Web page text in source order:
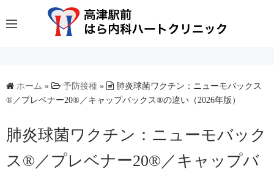
ン
へ
ス
ッ
ホーム » 予防接種 »
肺炎球菌ワクチン：ニューモバックス
®／プレベナー20®／キャップバックス®の違い（2026年版）
肺炎球菌ワクチン：ニューモバック
ス®／プレベナー20®／キャップバ